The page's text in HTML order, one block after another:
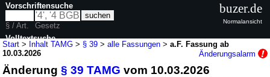
Start > Inhalt TAMG > § 39 >alle Fassungen >a.F. Fassung ab
10.03.2026
Änderungsalarm
Änderung§ 39 TAMG vom 10.03.2026
Vorschriftensuche
§ / Art.
Gesetz
Volltextsuche
buzer.de
Normalansicht